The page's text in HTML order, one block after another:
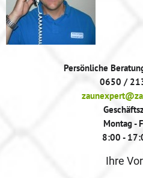
Persönliche
0650 /
Montag -
8:00 -
Ihre